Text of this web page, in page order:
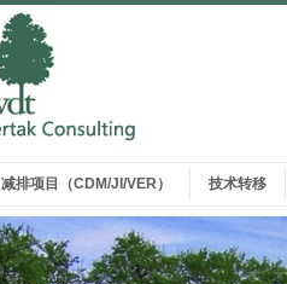
减排项目（CDM/JI/VER） 技术转移